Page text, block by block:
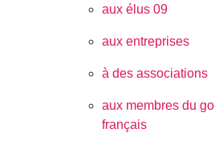
aux élus 09
aux entreprises
à des associations
aux membres du
français